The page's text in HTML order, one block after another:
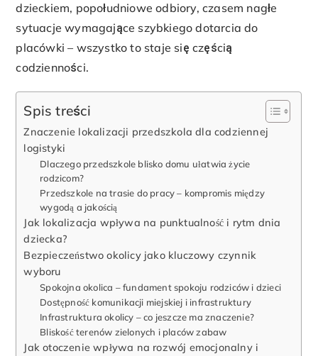
dzieckiem, popołudniowe odbiory, czasem nagłe
sytuacje wymagające szybkiego dotarcia do
placówki – wszystko to staje się częścią
codzienności.
Spis treści
Znaczenie lokalizacji przedszkola dla codziennej
logistyki
Dlaczego przedszkole blisko domu ułatwia życie
rodzicom?
Przedszkole na trasie do pracy – kompromis między
wygodą a jakością
Jak lokalizacja wpływa na punktualność i rytm dnia
dziecka?
Bezpieczeństwo okolicy jako kluczowy czynnik
wyboru
Spokojna okolica – fundament spokoju rodziców i dzieci
Dostępność komunikacji miejskiej i infrastruktury
Infrastruktura okolicy – co jeszcze ma znaczenie?
Bliskość terenów zielonych i placów zabaw
Jak otoczenie wpływa na rozwój emocjonalny i